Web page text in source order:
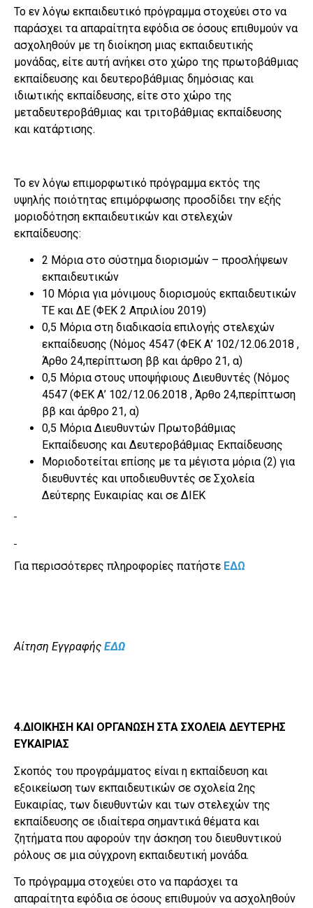
Το εν λόγω εκπαιδευτικό πρόγραμμα στοχεύει στο να
παράσχει τα απαραίτητα εφόδια σε όσους επιθυμούν να
ασχοληθούν με τη διοίκηση μιας εκπαιδευτικής
μονάδας, είτε αυτή ανήκει στο χώρο της πρωτοβάθμιας
εκπαίδευσης και δευτεροβάθμιας δημόσιας και
ιδιωτικής εκπαίδευσης, είτε στο χώρο της
μεταδευτεροβάθμιας και τριτοβάθμιας εκπαίδευσης
και κατάρτισης.
Το εν λόγω επιμορφωτικό πρόγραμμα εκτός της
υψηλής ποιότητας επιμόρφωσης προσδίδει την εξής
μοριοδότηση εκπαιδευτικών και στελεχών
εκπαίδευσης:
2 Μόρια στο σύστημα διορισμών – προσλήψεων
εκπαιδευτικών
10 Μόρια για μόνιμους διορισμούς εκπαιδευτικών
ΤΕ και ΔΕ (ΦΕΚ 2 Απριλίου 2019)
0,5 Μόρια στη διαδικασία επιλογής στελεχών
εκπαίδευσης (Nόμος 4547 (ΦΕΚ Α’ 102/12.06.2018 ,
Άρθο 24,περίπτωση ββ και άρθρο 21, α)
0,5 Μόρια στους υποψήφιους Διευθυντές (Nόμος
4547 (ΦΕΚ Α’ 102/12.06.2018 , Άρθο 24,περίπτωση
ββ και άρθρο 21, α)
0,5 Μόρια Διευθυντών Πρωτοβάθμιας
Εκπαίδευσης και Δευτεροβάθμιας Εκπαίδευσης
Μοριοδοτείται επίσης με τα μέγιστα μόρια (2) για
διευθυντές και υποδιευθυντές σε Σχολεία
Δεύτερης Ευκαιρίας και σε ΔΙΕΚ
Για περισσότερες πληροφορίες πατήστε ΕΔΩ
Αίτηση Εγγραφής ΕΔΩ
4.ΔΙΟΙΚΗΣΗ ΚΑΙ ΟΡΓΑΝΩΣΗ ΣΤΑ ΣΧΟΛΕΙΑ ΔΕΥΤΕΡΗΣ
ΕΥΚΑΙΡΙΑΣ
Σκοπός του προγράμματος είναι η εκπαίδευση και
εξοικείωση των εκπαιδευτικών σε σχολεία 2ης
Ευκαιρίας, των διευθυντών και των στελεχών της
εκπαίδευσης σε ιδιαίτερα σημαντικά θέματα και
ζητήματα που αφορούν την άσκηση του διευθυντικού
ρόλους σε μια σύγχρονη εκπαιδευτική μονάδα.
Το πρόγραμμα στοχεύει στο να παράσχει τα
απαραίτητα εφόδια σε όσους επιθυμούν να ασχοληθούν